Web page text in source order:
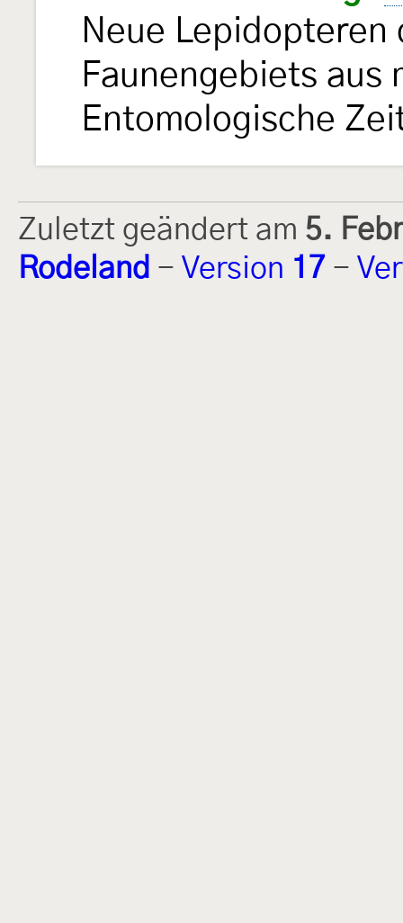
Neue Lepidopteren
Faunengebiets
Entomologische
Zuletzt geändert am 5.
Rodeland - Version 17 -